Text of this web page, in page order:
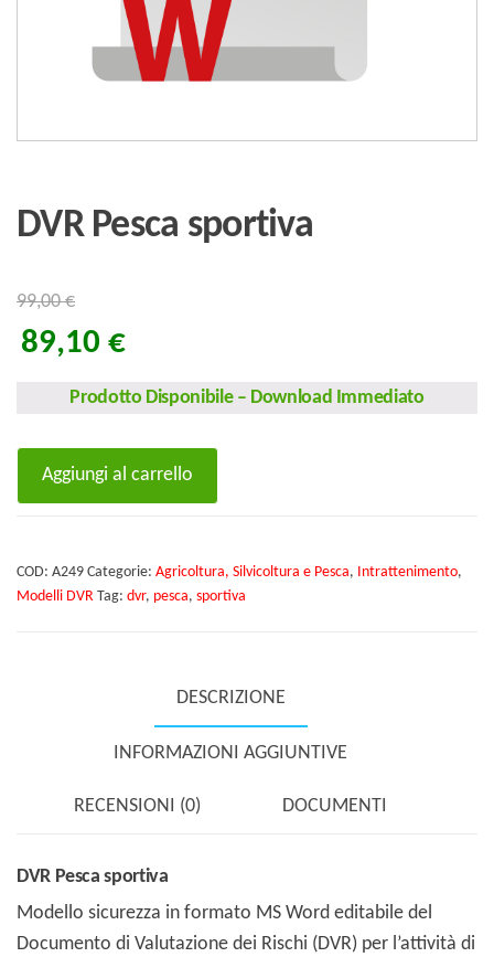
DVR Pesca sportiva
99,00€
89,10 €
Prodotto Disponibile – Download Immediato
Aggiungi al carrello
COD: A249 Categorie: Agricoltura, Silvicoltura e Pesca, Intrattenimento,
Modelli DVR Tag: dvr, pesca, sportiva
DESCRIZIONE
INFORMAZIONI AGGIUNTIVE
RECENSIONI (0) DOCUMENTI
DVR Pesca sportiva
Modello sicurezza in formato MS Word editabile del
Documento di Valutazione dei Rischi (DVR) per l’attività di